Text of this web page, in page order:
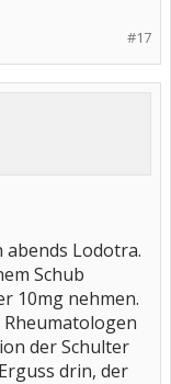
#17
abends Lodotra.
Schub
10mg nehmen.
der Schulter
drin, der